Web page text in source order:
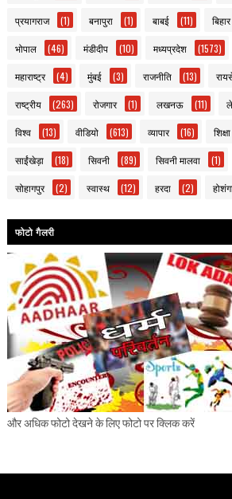
प्रयागराज (1) बनापुरा (1) बाबई (11) बिहार
भोपाल (46) मंडीदीप (10) मध्यप्रदेश (1573)
महाराष्ट्र (4) मुंबई (3) राजनीति (13)
राष्ट्रीय (263) रोजगार (1) लखनऊ (11)
विश्व (13) वीडियो (613) व्यापार (16) शिक्षा
साईंखेड़ा (18) सिवनी (89) सिवनी मालवा (1)
सोहागपुर (2) स्वास्थ (12) हरदा (2)
फोटो गैलरी
और अधिक फोटो देखने के लिए फोटो पर क्लिक करें